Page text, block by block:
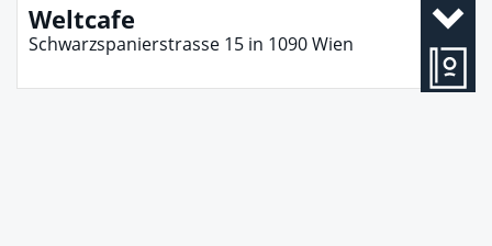
Weltcafe
Schwarzspanierstrasse 15 in 1090Wien